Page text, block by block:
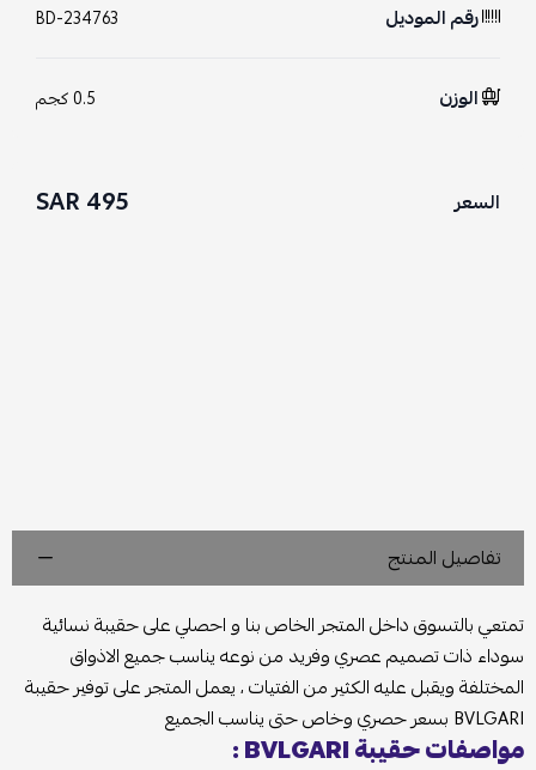
رقم الموديل BD-234763
الوزن 0.5 كجم
السعر 495 SAR
تفاصيل المنتج
تمتعي بالتسوق داخل المتجر الخاص بنا و احصلي على حقيبة نسائية
سوداء ذات تصميم عصري وفريد من نوعه يناسب جميع الاذواق
المختلفة ويقبل عليه الكثير من الفتيات ، يعمل المتجر على توفير حقيبة
BVLGARI بسعر حصري وخاص حتى يناسب الجميع
مواصفات حقيبة BVLGARI :